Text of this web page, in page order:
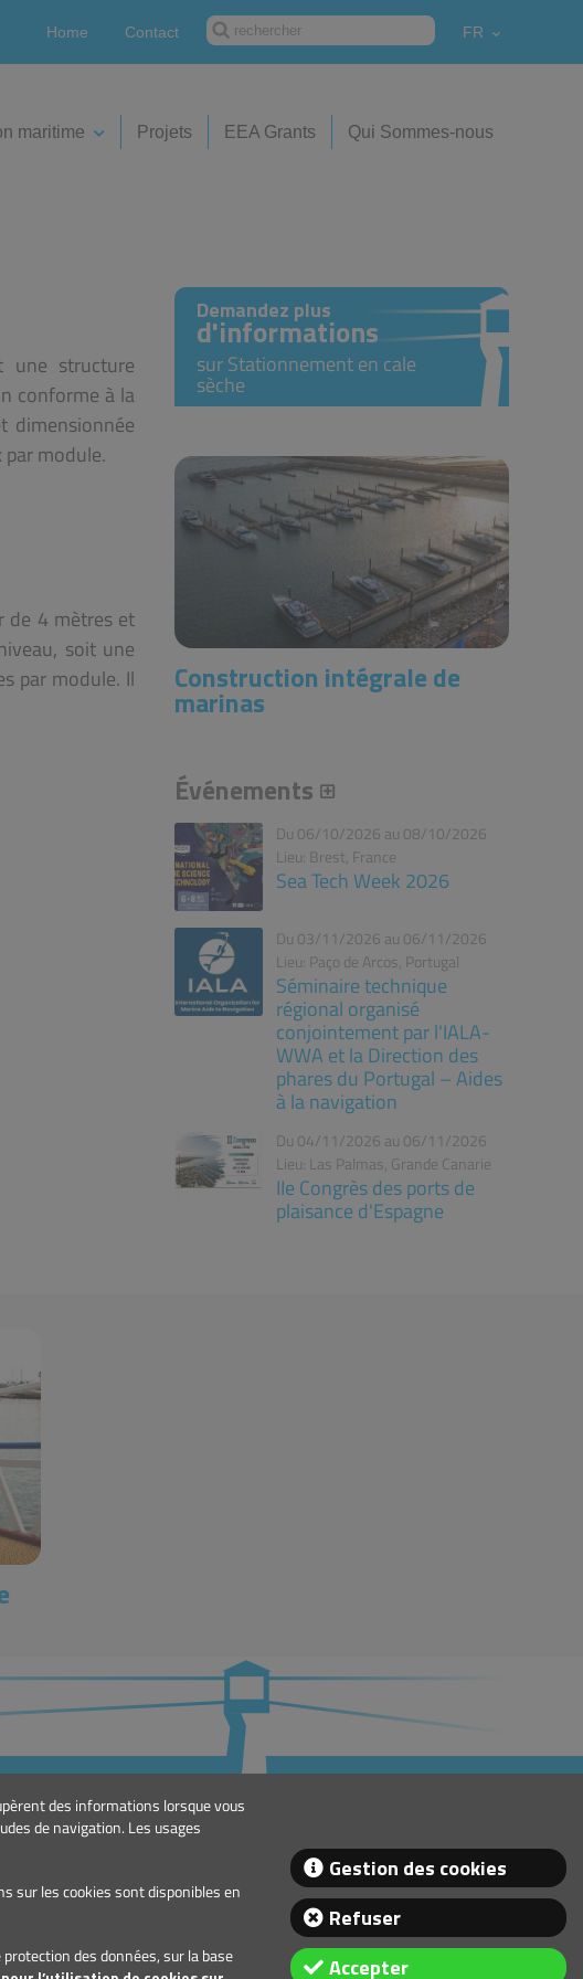
des informations lorsque vous
de navigation. Les usages
sur les cookies sont disponibles en
des données, sur la base
Gestion des cookies
Refuser
Accepter
Home Contact FR
maritime Projets EEA Grants Qui Sommes-nous
une structure
conforme à la
dimensionnée
module.
de 4 mètres et
soit une
par module. Il
Demandez plus
d'informations
sur Stationnement en cale
sèche
Construction intégrale de
marinas
Événements
Du 06/10/2026 au 08/10/2026
Lieu: Brest, France
Sea Tech Week 2026
Du 03/11/2026 au 06/11/2026
Lieu: Paço de Arcos, Portugal
Séminaire technique
régional organisé
conjointement par l'IALA-
WWA et la Direction des
phares du Portugal – Aides
à la navigation
Du 04/11/2026 au 06/11/2026
Lieu: Las Palmas, Grande Canarie
IIe Congrès des ports de
plaisance d'Espagne
E.: geral@lindley.pt
T.: +351 214 692 024